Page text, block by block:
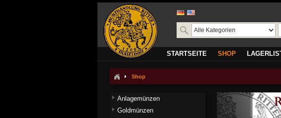
STARTSEITE SHOP
Shop
Anlagemünzen
Goldmünzen